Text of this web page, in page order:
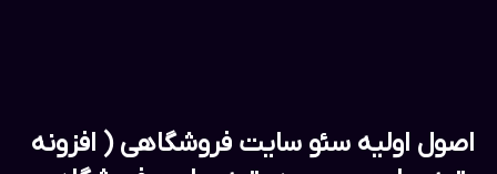
اصول اولیه سئو سایت فروشگاهی ( افزونه